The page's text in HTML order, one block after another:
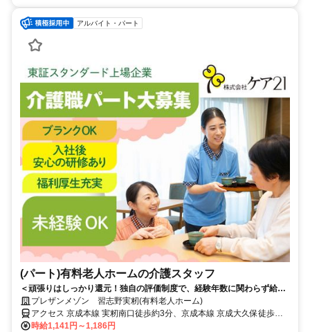
アルバイト・パート
(パート)有料老人ホームの介護スタッフ
＜頑張りはしっかり還元！独自の評価制度で、経験年数に関わらず給与
UPが可能◎＞人に寄り添う仕事を、安定の介護業界で。和やかな雰囲気
の有料老人ホーム勤務。
プレザンメゾン 習志野実籾(有料老人ホーム)
アクセス 京成本線 実籾南口徒歩約3分、京成本線 京成大久保徒歩約
28分、京成本線 八千代台西口徒歩約38分 京成本線「実籾」駅から徒
時給1,141円～1,186円